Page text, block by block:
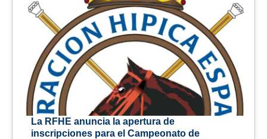
La RFHE anuncia la apertura de
inscripciones para el Campeonato de